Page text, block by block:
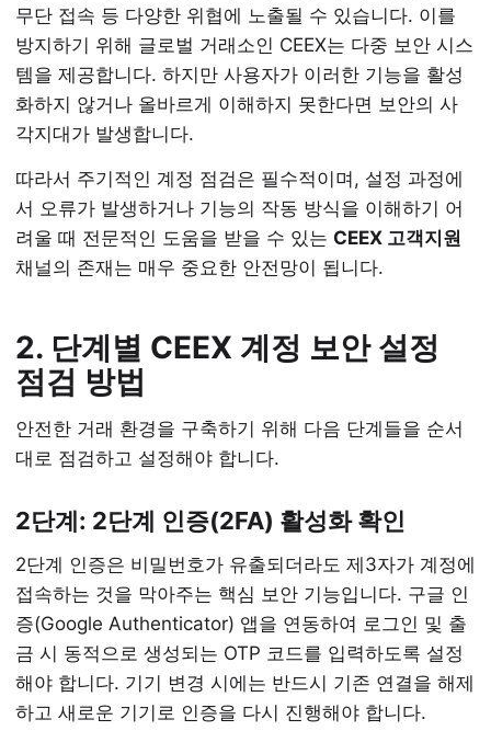
무단 접속 등 다양한 위협에 노출될 수 있습니다. 이를
방지하기 위해 글로벌 거래소인 CEEX는 다중 보안 시스
템을 제공합니다. 하지만 사용자가 이러한 기능을 활성
화하지 않거나 올바르게 이해하지 못한다면 보안의 사
각지대가 발생합니다.
따라서 주기적인 계정 점검은 필수적이며, 설정 과정에
서 오류가 발생하거나 기능의 작동 방식을 이해하기 어
려울 때 전문적인 도움을 받을 수 있는 CEEX 고객지원
채널의 존재는 매우 중요한 안전망이 됩니다.
2. 단계별 CEEX 계정 보안 설정
점검 방법
안전한 거래 환경을 구축하기 위해 다음 단계들을 순서
대로 점검하고 설정해야 합니다.
2단계: 2단계 인증(2FA) 활성화 확인
2단계 인증은 비밀번호가 유출되더라도 제3자가 계정에
접속하는 것을 막아주는 핵심 보안 기능입니다. 구글 인
증(Google Authenticator) 앱을 연동하여 로그인 및 출
금 시 동적으로 생성되는 OTP 코드를 입력하도록 설정
해야 합니다. 기기 변경 시에는 반드시 기존 연결을 해제
하고 새로운 기기로 인증을 다시 진행해야 합니다.